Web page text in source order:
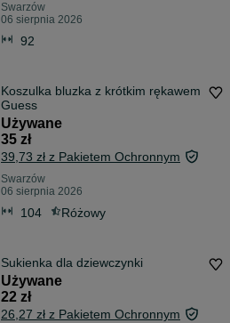
Swarzów
06 sierpnia 2026
92
Koszulka bluzka z krótkim rękawem
Guess
Używane
35 zł
39,73 zł z Pakietem Ochronnym
Swarzów
06 sierpnia 2026
104 Różowy
Sukienka dla dziewczynki
Używane
22 zł
26,27 zł z Pakietem Ochronnym